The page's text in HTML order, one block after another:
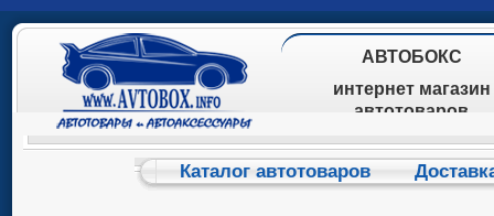
АВТОБОКС
интернет магазин
автотоваров
Каталог автотоваров